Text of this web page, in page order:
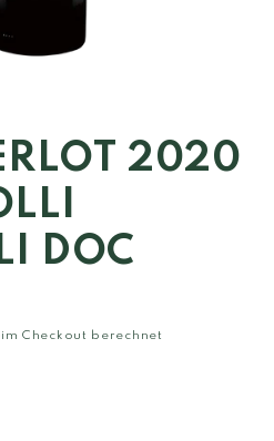
2020
DOC
Checkout berechnet